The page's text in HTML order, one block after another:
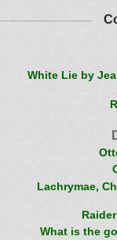
White Lie by
Lachrymae,
What is the